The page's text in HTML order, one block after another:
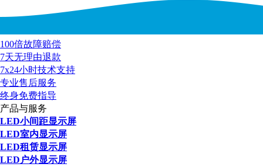
100倍故障赔偿
7天无理由退款
7x24小时技术支持
专业售后服务
终身免费指导
产品与服务
LED小间距显示屏
LED室内显示屏
LED租赁显示屏
LED户外显示屏